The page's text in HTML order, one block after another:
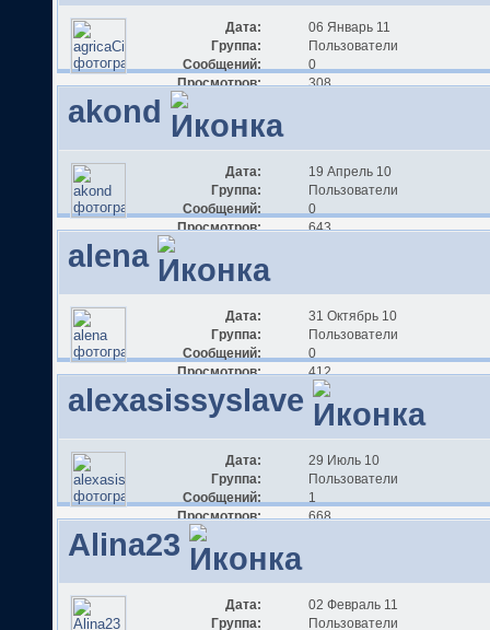
Дата:
06 Январь 11
Группа:
Пользователи
Сообщений:
0
Просмотров:
308
akond
Дата:
19 Апрель 10
Группа:
Пользователи
Сообщений:
0
Просмотров:
643
alena
Дата:
31 Октябрь 10
Группа:
Пользователи
Сообщений:
0
Просмотров:
412
alexasissyslave
Дата:
29 Июль 10
Группа:
Пользователи
Сообщений:
1
Просмотров:
668
Alina23
Дата:
02 Февраль 11
Группа:
Пользователи